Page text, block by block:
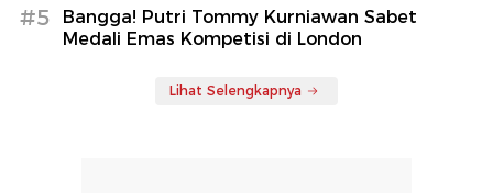
#5
Bangga! Putri Tommy Kurniawan Sabet
Medali Emas Kompetisi di London
Lihat Selengkapnya